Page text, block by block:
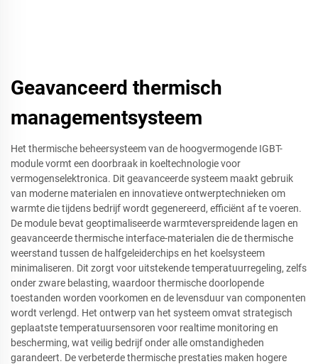
Geavanceerd thermisch
managementsysteem
Het thermische beheersysteem van de hoogvermogende IGBT-
module vormt een doorbraak in koeltechnologie voor
vermogenselektronica. Dit geavanceerde systeem maakt gebruik
van moderne materialen en innovatieve ontwerptechnieken om
warmte die tijdens bedrijf wordt gegenereerd, efficiënt af te voeren.
De module bevat geoptimaliseerde warmteverspreidende lagen en
geavanceerde thermische interface-materialen die de thermische
weerstand tussen de halfgeleiderchips en het koelsysteem
minimaliseren. Dit zorgt voor uitstekende temperatuurregeling, zelfs
onder zware belasting, waardoor thermische doorlopende
toestanden worden voorkomen en de levensduur van componenten
wordt verlengd. Het ontwerp van het systeem omvat strategisch
geplaatste temperatuursensoren voor realtime monitoring en
bescherming, wat veilig bedrijf onder alle omstandigheden
garandeert. De verbeterde thermische prestaties maken hogere